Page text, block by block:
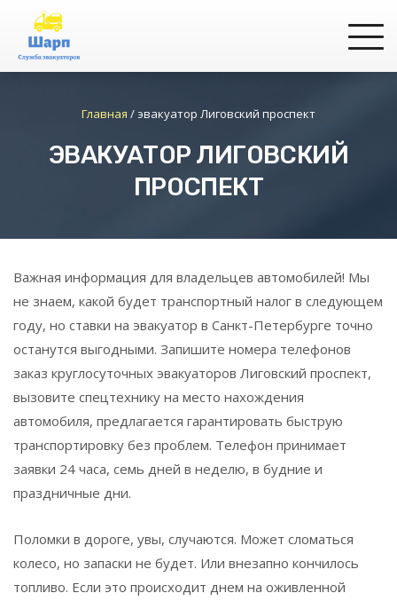
Главная / эвакуатор Лиговский проспект
ЭВАКУАТОР ЛИГОВСКИЙ
ПРОСПЕКТ
Важная информация для владельцев автомобилей! Мы
не знаем, какой будет транспортный налог в следующем
году, но ставки на эвакуатор в Санкт-Петербурге точно
останутся выгодными. Запишите номера телефонов
заказ круглосуточных эвакуаторов Лиговский проспект,
вызовите спецтехнику на место нахождения
автомобиля, предлагается гарантировать быструю
транспортировку без проблем. Телефон принимает
заявки 24 часа, семь дней в неделю, в будние и
праздничные дни.
Поломки в дороге, увы, случаются. Может сломаться
колесо, но запаски не будет. Или внезапно кончилось
топливо. Если это происходит днем ​​на оживленной